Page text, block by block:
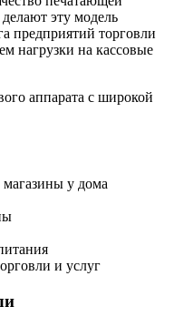
эту модель
предприятий торговли
нагрузки на кассовые
аппарата с широкой
у дома
и услуг